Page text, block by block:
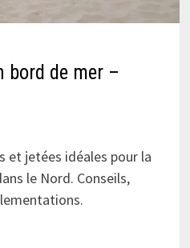
bord de mer –
et jetées idéales pour la
le Nord. Conseils,